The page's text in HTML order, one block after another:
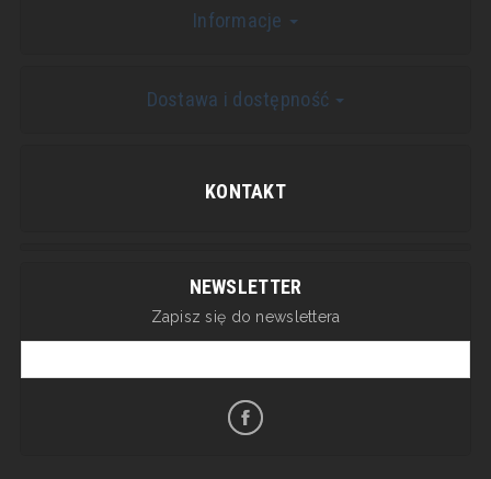
Informacje
Dostawa i dostępność
KONTAKT
NEWSLETTER
Zapisz się do newslettera